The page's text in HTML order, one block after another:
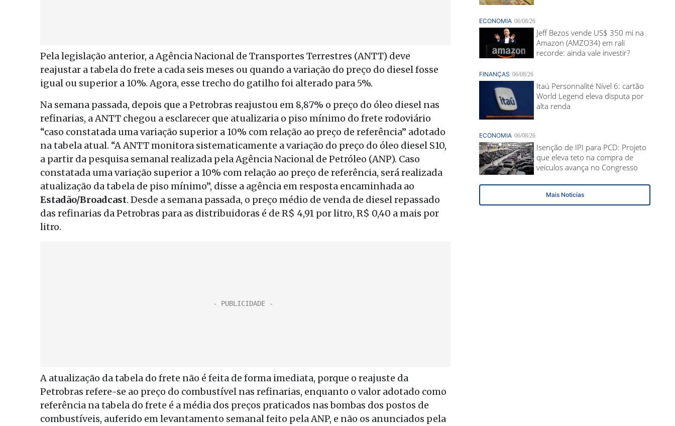
Pela legislação anterior, a Agência Nacional de Transportes Terrestres (ANTT) deve
reajustar a tabela do frete a cada seis meses ou quando a variação do preço do diesel fosse
igual ou superior a 10%. Agora, esse trecho do gatilho foi alterado para 5%.
Na semana passada, depois que a Petrobras reajustou em 8,87% o preço do óleo diesel nas
refinarias, a ANTT chegou a esclarecer que atualizaria o piso mínimo do frete rodoviário
“caso constatada uma variação superior a 10% com relação ao preço de referência” adotado
na tabela atual. “A ANTT monitora sistematicamente a variação do preço do óleo diesel S10,
a partir da pesquisa semanal realizada pela Agência Nacional de Petróleo (ANP). Caso
constatada uma variação superior a 10% com relação ao preço de referência, será realizada
atualização da tabela de piso mínimo”, disse a agência em resposta encaminhada ao
Estadão/Broadcast. Desde a semana passada, o preço médio de venda de diesel repassado
das refinarias da Petrobras para as distribuidoras é de R$ 4,91 por litro, R$ 0,40 a mais por
litro.
A atualização da tabela do frete não é feita de forma imediata, porque o reajuste da
Petrobras refere-se ao preço do combustível nas refinarias, enquanto o valor adotado como
referência na tabela do frete é a média dos preços praticados nas bombas dos postos de
combustíveis, auferido em levantamento semanal feito pela ANP, e não os anunciados pela